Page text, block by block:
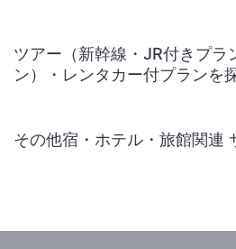
ツアー（新幹線・JR付きプラ
ン）・レンタカー付プランを
その他宿・ホテル・旅館関連